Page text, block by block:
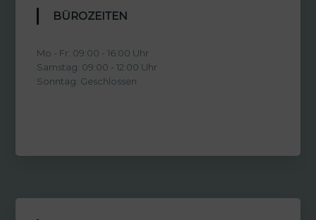
BÜROZEITEN
Mo - Fr: 09:00 - 16:00 Uhr
Samstag: 09:00 - 12:00 Uhr
Sonntag: Geschlossen